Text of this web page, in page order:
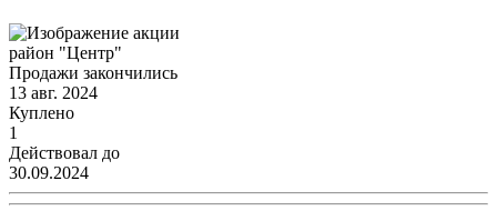
район "Центр"
Продажи закончились
13 авг. 2024
Куплено
1
Действовал до
30.09.2024